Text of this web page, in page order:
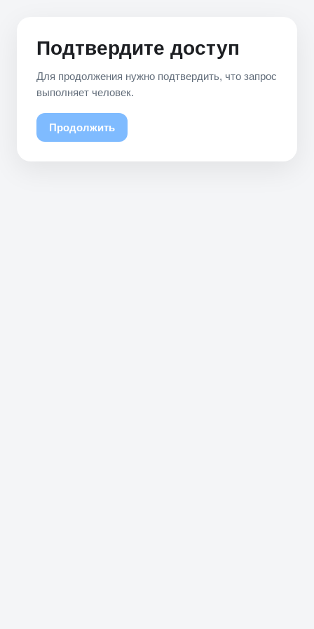
Подтвердите доступ
Для продолжения нужно подтвердить, что запрос
выполняет человек.
Продолжить